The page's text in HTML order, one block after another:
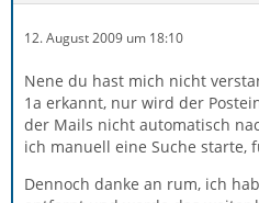
12. August 2009 um 18:10
Nene du hast mich nicht
1a erkannt, nur wird der
der Mails nicht automatisch
ich manuell eine Suche starte,
Dennoch danke an rum, ich